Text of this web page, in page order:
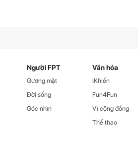
Người FPT
Gương mặt
Đời sống
Góc nhìn
Văn hóa
iKhiến
Fun4Fun
Vì cộng đồng
Thể thao